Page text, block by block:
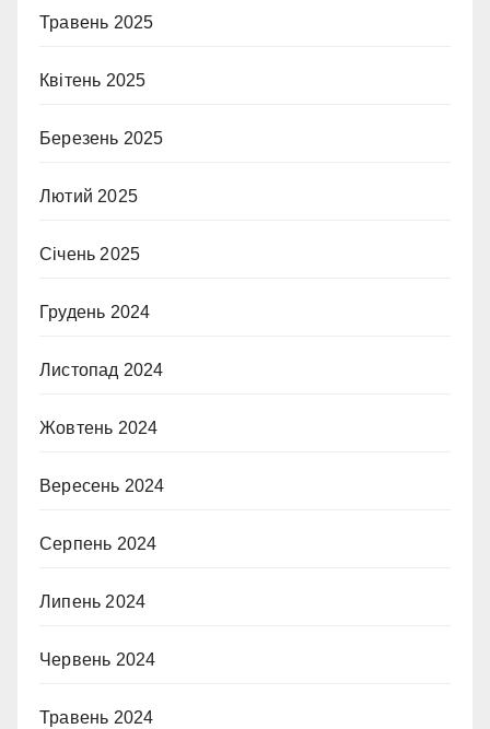
Травень 2025
Квітень 2025
Березень 2025
Лютий 2025
Січень 2025
Грудень 2024
Листопад 2024
Жовтень 2024
Вересень 2024
Серпень 2024
Липень 2024
Червень 2024
Травень 2024